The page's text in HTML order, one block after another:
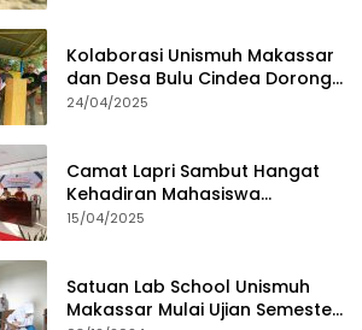
Kolaborasi Unismuh Makassar
dan Desa Bulu Cindea Dorong
Sentra Garam Industri
24/04/2025
Camat Lapri Sambut Hangat
Kehadiran Mahasiswa
PoltekMu
15/04/2025
Satuan Lab School Unismuh
Makassar Mulai Ujian Semester,